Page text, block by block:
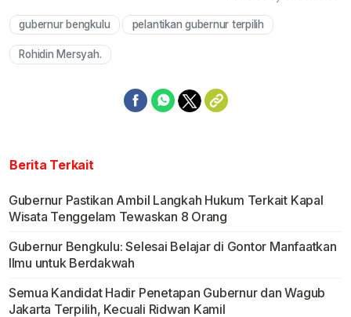
gubernur bengkulu pelantikan gubernur terpilih
Rohidin Mersyah.
Berita Terkait
Gubernur Pastikan Ambil Langkah Hukum Terkait Kapal
Wisata Tenggelam Tewaskan 8 Orang
Gubernur Bengkulu: Selesai Belajar di Gontor Manfaatkan
Ilmu untuk Berdakwah
Semua Kandidat Hadir Penetapan Gubernur dan Wagub
Jakarta Terpilih, Kecuali Ridwan Kamil